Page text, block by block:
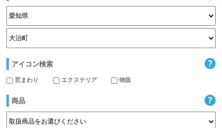
アイコン検索
窓まわり エクステリア 物販
商品